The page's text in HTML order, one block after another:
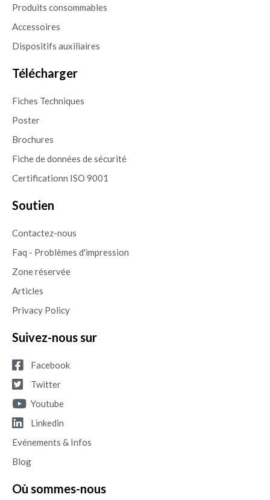
Produits consommables
Accessoires
Dispositifs auxiliaires
Télécharger
Fiches Techniques
Poster
Brochures
Fiche de données de sécurité
Certificationn ISO 9001
Soutien
Contactez-nous
Faq - Problèmes d'impression
Zone réservée
Articles
Privacy Policy
Suivez-nous sur
Facebook
Twitter
Youtube
Linkedin
Evénements & Infos
Blog
Où sommes-nous